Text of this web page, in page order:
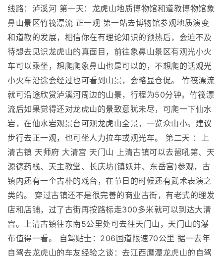
线路：泸溪河 第一天：龙虎山地质博物馆和道教博物馆象
鼻山景区竹筏漂流 正一观 第一站去博物馆参观地质演变
和道教的发展，相信你在有理论知识的预热后，会迫不及
待想去见识龙虎山的真面目，前往象鼻山景区有观光小火
车可以乘坐，想爬爬象鼻山也是可以的，不想爬的话观光
小火车沿途会经过也可看到山景，会略显仓促。 竹筏漂流
就可沿途欣赏泸溪河周边的山景，行程为50分钟。竹筏漂
流后如果觉得还对龙虎山的景致意犹未尽，可爬一下仙水
岩，在仙水岩观景台可观龙虎山全景，一览众山小。建议
步行去正一观，也可坐人力拉车或观光车。 第二天 ：上
清古镇 天师府 大清宫 天门山 上清古镇可以去留吼第、天
源德药栈、天主教堂、长庆坊(镇妖井、东岳宫)参观，古
镇内还有一个古朴的戏台，在节日的时候还有武术表演之
类的。 穿过古镇还不是很完善的商业古街，有老式的理发
店和店铺，过了古街再按路标走300多米就可以到达大清
宫。上清古镇往东南5公里处可去往天门山，天门山的瀑
布值得一看。 自驾贴士：206国道限速70公里 据一去年
自驾去龙虎山的车友经验之谈：去江西鹰潭龙虎山的自驾